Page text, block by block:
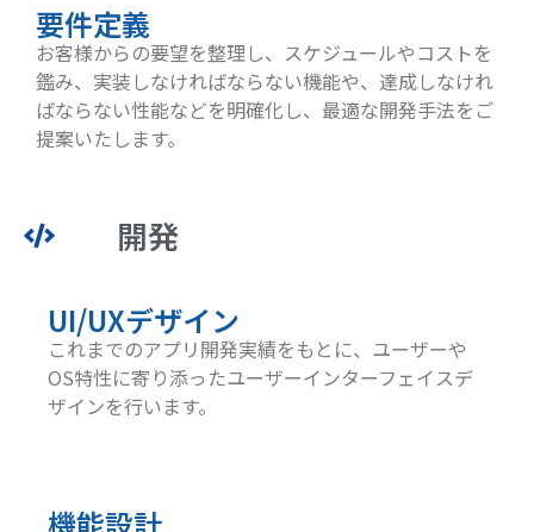
要件定義
お客様からの要望を整理し、スケジュールやコストを
鑑み、実装しなければならない機能や、達成しなけれ
ばならない性能などを明確化し、最適な開発手法をご
提案いたします。
開発
UI/UXデザイン
これまでのアプリ開発実績をもとに、ユーザーや
OS特性に寄り添ったユーザーインターフェイスデ
ザインを行います。
機能設計